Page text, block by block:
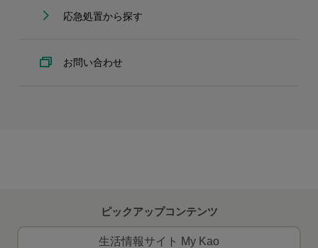
応急処置から探す
お問い合わせ
ピックアップコンテンツ
生活情報サイト My Kao